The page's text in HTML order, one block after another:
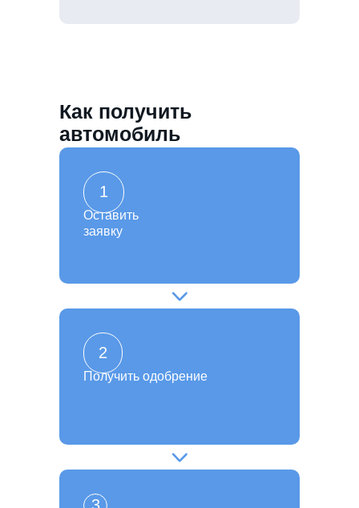
Как получить
автомобиль
Получить одобрение
2
Оставить
заявку
1